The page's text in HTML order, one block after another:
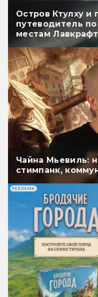
Остров Ктулху и
путеводитель
местам
Чайна Мьевиль:
стимпанк,
РЕКЛАМА